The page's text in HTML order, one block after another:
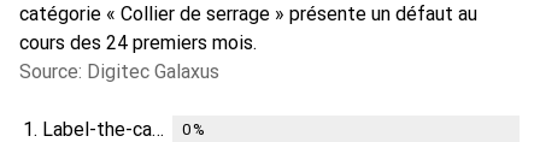
catégorie « Collier de serrage » présente un défaut au
cours des 24 premiers mois.
Source: Digitec Galaxus
1. Label-the-cable 0%